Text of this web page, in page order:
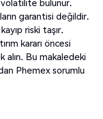
garantisi değildir.
riski taşır.
kararı öncesi
alın. Bu makaledeki
Phemex sorumlu